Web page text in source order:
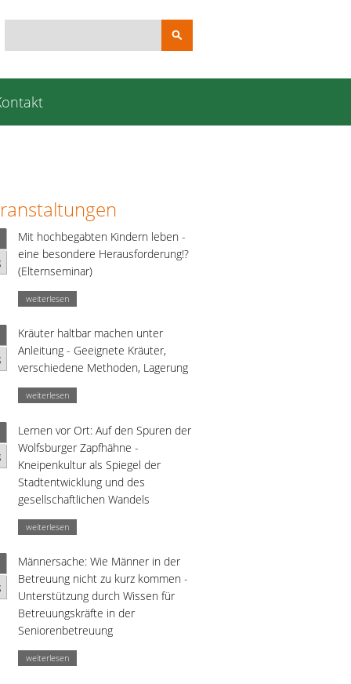
Suchbegriffe
Mit hochbegabten Kindern leben -
eine besondere Herausforderung!?
(Elternseminar)
weiterlesen
Kräuter haltbar machen unter
Anleitung - Geeignete Kräuter,
verschiedene Methoden, Lagerung
weiterlesen
Lernen vor Ort: Auf den Spuren der
Wolfsburger Zapfhähne -
Kneipenkultur als Spiegel der
Stadtentwicklung und des
gesellschaftlichen Wandels
weiterlesen
Männersache: Wie Männer in der
Betreuung nicht zu kurz kommen -
Unterstützung durch Wissen für
Betreuungskräfte in der
Seniorenbetreuung
weiterlesen